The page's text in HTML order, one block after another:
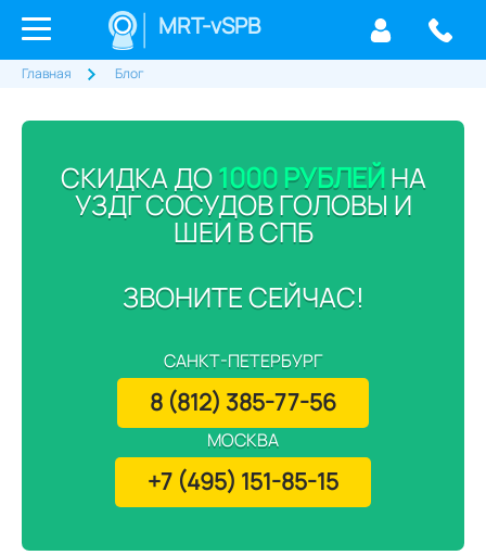
MRT-vSPB
Главная Блог
СКИДКА ДО1000 РУБЛЕЙНА
УЗДГ СОСУДОВ ГОЛОВЫ И
ШЕИ В СПБ
ЗВОНИТЕ СЕЙЧАС!
САНКТ-ПЕТЕРБУРГ
8 (812) 385-77-56
МОСКВА
+7 (495) 151-85-15